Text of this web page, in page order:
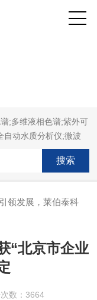
;多维液相色谱;紫外可
自动水质分析仪;微波
统;全自动固相萃取系
样系统;循环水冷却
VISHPLC耗材和
领发展，莱伯泰科
“北京市企业
数：3664